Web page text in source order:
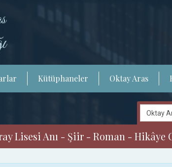
Kütüphaneler Oktay Aras
Lisesi Anı - Şiir - Roman - Hikâye